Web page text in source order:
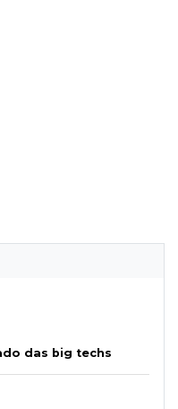
das big techs